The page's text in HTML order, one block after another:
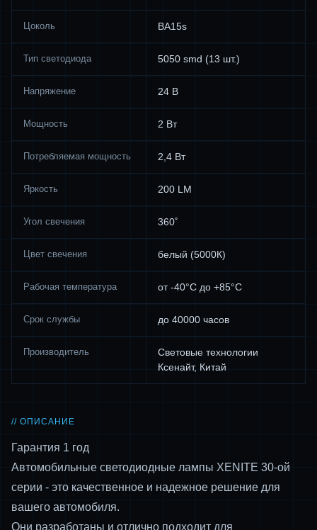
Цоколь BA15s
Тип светодиода 5050 smd (13 шт.)
Напряжение 24 В
Мощность 2 Вт
Потребляемая мощность 2,4 Вт
Яркость 200 LM
Угол свечения 360˚
Цвет свечения белый (5000К)
Рабочая температура от -40°С до +85°С
Срок службы до 40000 часов
Производитель
Световые технологии
Ксенайт, Китай
// ОПИСАНИЕ
Гарантия 1 год
Автомобильные светодиодные лампы XENITE 30-ой
серии - это качественное и надежное решение для
вашего автомобиля.
Они разработаны и отлично подходит для